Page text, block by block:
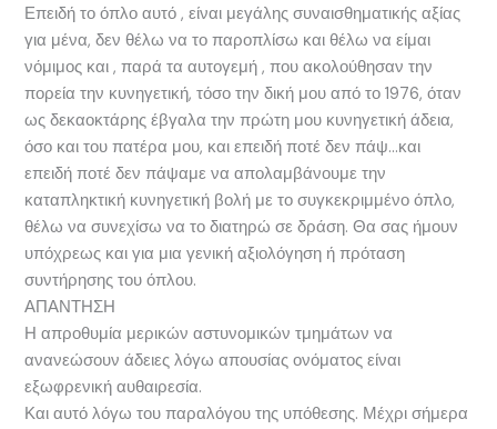
Επειδή το όπλο αυτό , είναι μεγάλης συναισθηματικής αξίας
για μένα, δεν θέλω να το παροπλίσω και θέλω να είμαι
νόμιμος και , παρά τα αυτογεμή , που ακολούθησαν την
πορεία την κυνηγετική, τόσο την δική μου από το 1976, όταν
ως δεκαοκτάρης έβγαλα την πρώτη μου κυνηγετική άδεια,
όσο και του πατέρα μου, και επειδή ποτέ δεν πάψ…και
επειδή ποτέ δεν πάψαμε να απολαμβάνουμε την
καταπληκτική κυνηγετική βολή με το συγκεκριμμένο όπλο,
θέλω να συνεχίσω να το διατηρώ σε δράση. Θα σας ήμουν
υπόχρεως και για μια γενική αξιολόγηση ή πρόταση
συντήρησης του όπλου.
ΑΠΑΝΤΗΣΗ
Η απροθυμία μερικών αστυνομικών τμημάτων να
ανανεώσουν άδειες λόγω απουσίας ονόματος είναι
εξωφρενική αυθαιρεσία.
Και αυτό λόγω του παραλόγου της υπόθεσης. Μέχρι σήμερα